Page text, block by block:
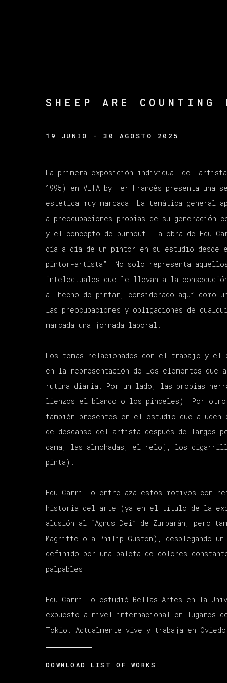
SHEEP ARE COUNTING
19 JUNIO - 30 AGOSTO 2025
La primera exposición individual del
1995)
en VETA by Fer Francés presenta una
estética muy marcada . La temática general
a preocupaciones propias de su generación
y el concepto de burnout L a obra de Edu
día a día de un pintor en su estudio desde
pintor-artista” No solo representa aquell
intelectuales que le llevan a la
al hecho de pintar considerado aquí como
las preocupaciones y obligaciones de
marcada una jornada laboral
Los temas relacionados con el trabajo y el
en la representación de los elementos que
rutina diaria. Por un lado, las propias
lienzos el blanco o los pinceles) . Por
también presentes en el estudio que aluden
de descanso del artista después de largos
cama, las almohadas , el reloj , los
pinta).
Edu Carrillo entrelaza estos motivos con
historia del arte
(ya en el título de la
alusión al “Agnus Dei ” de Zurbarán
pero
Magritte o a Philip Guston) , desplegando
definido por una paleta de colores
palpables.
Edu Carrillo estudió Bellas Artes en la
expuesto a nivel internacional en lugares
Tokio. Actualmente vive y trabaja en Ovie
DOWNLOAD LIST OF WORKS